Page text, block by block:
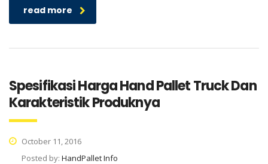
read more
Spesifikasi Harga Hand Pallet Truck Dan
Karakteristik Produknya
October 11, 2016
Posted by: HandPallet Info